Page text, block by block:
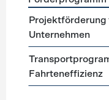
Förderprogramme
Unternehmen
Fahrteneffizienz